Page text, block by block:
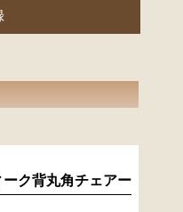
ク背丸角チェアー